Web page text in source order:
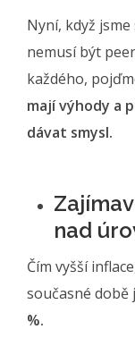
Nyní, když
nemusí být
každého,
mají výhody a
dávat smysl.
nad
Čím vyšší
současné době
%.